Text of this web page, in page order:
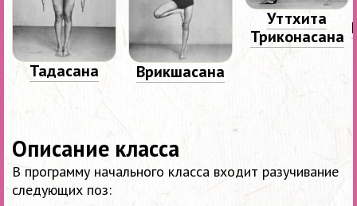
Тадасана Врикшасана
Уттхита
Триконасана
Описание класса
В программу начального класса входит разучивание
следующих поз: